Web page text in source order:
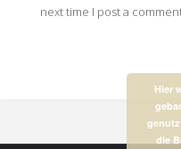
next time I post a
Hier
die